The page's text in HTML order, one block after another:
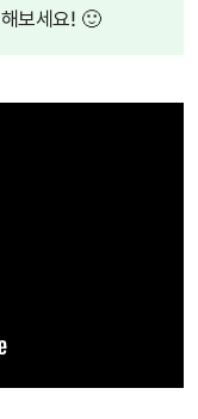
보세요! 🙂